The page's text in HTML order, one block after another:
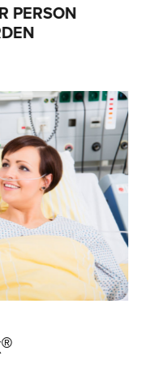
PERSON